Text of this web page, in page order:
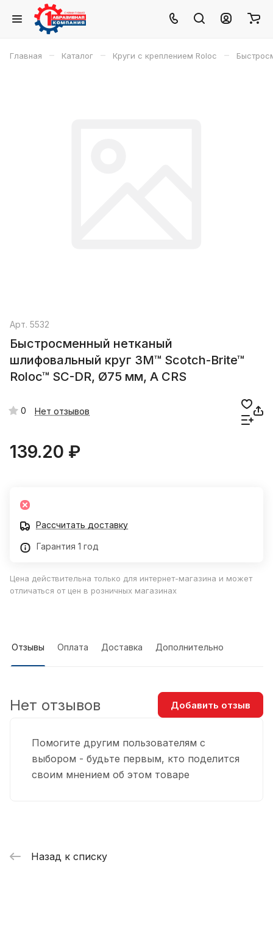
Главная – Каталог – Круги с креплением Roloc –
Арт. 5532
Быстросменный нетканый
шлифовальный круг 3M™ Scotch-Brite™
Roloc™ SC-DR, Ø75 мм, A CRS
0 Нет отзывов
139.20 ₽
Рассчитать доставку
Гарантия 1 год
Цена действительна только для интернет-магазина и может
отличаться от цен в розничных магазинах
Отзывы Оплата Доставка Дополнительно
Помогите другим пользователям с
выбором - будьте первым, кто поделится
своим мнением об этом товаре
Нет отзывов Добавить отзыв
Назад к списку